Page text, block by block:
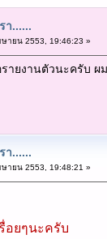
า......
ายน 2553, 19:46:23 »
ายงานตัวนะครับ
า......
ายน 2553, 19:48:21 »
อยๆนะครับ